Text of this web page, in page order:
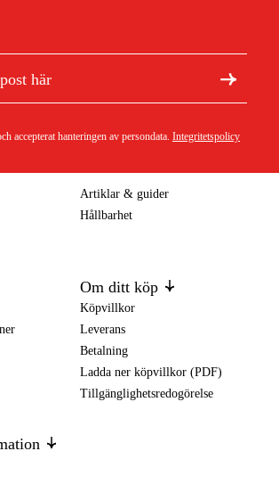
ovanför och heller därefter ett nytt tätt lager
täckta med vit ask och glöder är det dags att
sprid ut briketterna jämnt över hela grillens
en elektrisk grillstartare för att tända så
låta den bli varm och glöda i 7-10 minuter
jämn bädd.
accepterat hanteringen av persondata. Integritetspolicy
Artiklar & guider
Hållbarhet
Om ditt köp
Köpvillkor
Leverans
Betalning
Ladda ner köpvillkor (PDF)
Tillgänglighetsredogörelse